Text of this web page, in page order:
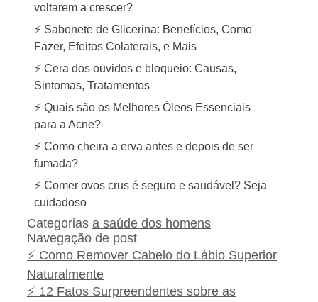
voltarem a crescer?
⚡ Sabonete de Glicerina: Benefícios, Como
Fazer, Efeitos Colaterais, e Mais
⚡ Cera dos ouvidos e bloqueio: Causas,
Sintomas, Tratamentos
⚡ Quais são os Melhores Óleos Essenciais
para a Acne?
⚡ Como cheira a erva antes e depois de ser
fumada?
⚡ Comer ovos crus é seguro e saudável? Seja
cuidadoso
Categorias a saúde dos homens
Navegação de post
⚡ Como Remover Cabelo do Lábio Superior
Naturalmente
⚡ 12 Fatos Surpreendentes sobre as